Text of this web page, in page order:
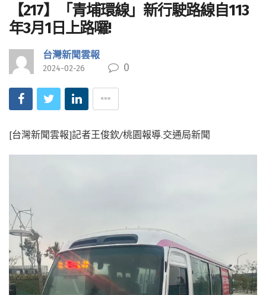
【217】「青埔環線」新行駛路線自113
年3月1日上路囉!
台灣新聞雲報
2024-02-26 0
[台灣新聞雲報]記者王俊欽/桃園報導.交通局新聞